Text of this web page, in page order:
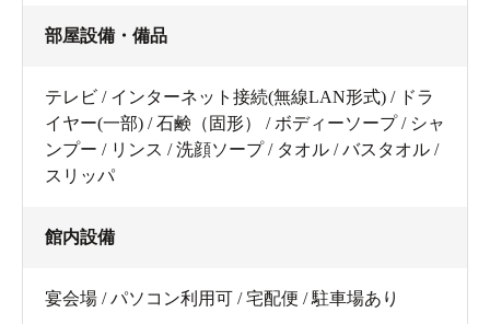
部屋設備・備品
テレビ / インターネット接続(無線LAN形式) / ドラ
イヤー(一部) / 石鹸（固形） / ボディーソープ / シャ
ンプー / リンス / 洗顔ソープ / タオル / バスタオル /
スリッパ
館内設備
宴会場 / パソコン利用可 / 宅配便 / 駐車場あり